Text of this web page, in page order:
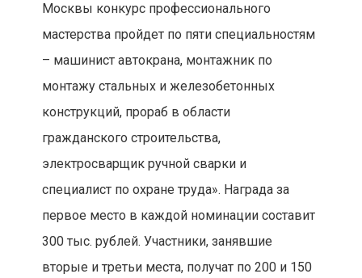
Москвы конкурс профессионального
мастерства пройдет по пяти специальностям
– машинист автокрана, монтажник по
монтажу стальных и железобетонных
конструкций, прораб в области
гражданского строительства,
электросварщик ручной сварки и
специалист по охране труда». Награда за
первое место в каждой номинации составит
300 тыс. рублей. Участники, занявшие
вторые и третьи места, получат по 200 и 150